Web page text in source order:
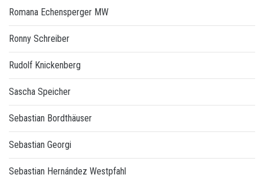
Romana Echensperger MW
Ronny Schreiber
Rudolf Knickenberg
Sascha Speicher
Sebastian Bordthäuser
Sebastian Georgi
Sebastian Hernández Westpfahl